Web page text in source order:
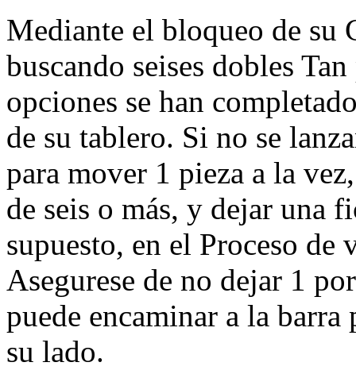
Mediante el bloqueo de su
buscando seises dobles
opciones se han
de su tablero. Si no se
para mover 1 pieza a la
de seis o más, y dejar una
supuesto, en el Proceso de
Asegurese de no dejar 1
puede encaminar a la barra
su lado.